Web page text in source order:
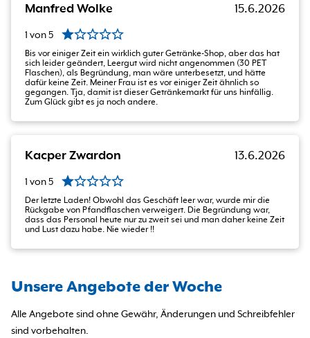
Manfred Wolke 15.6.2026
1 von5
Bis vor einiger Zeit ein wirklich guter Getränke-Shop, aber das hat
sich leider geändert, Leergut wird nicht angenommen (30 PET
Flaschen), als Begründung, man wäre unterbesetzt, und hätte
dafür keine Zeit. Meiner Frau ist es vor einiger Zeit ähnlich so
gegangen. Tja, damit ist dieser Getränkemarkt für uns hinfällig.
Zum Glück gibt es ja noch andere.
Kacper Zwardon 13.6.2026
1 von5
Der letzte Laden! Obwohl das Geschäft leer war, wurde mir die
Rückgabe von Pfandflaschen verweigert. Die Begründung war,
dass das Personal heute nur zu zweit sei und man daher keine Zeit
und Lust dazu habe. Nie wieder !!
Unsere Angebote der Woche
Alle Angebote sind ohne Gewähr, Änderungen und Schreibfehler
sind vorbehalten.